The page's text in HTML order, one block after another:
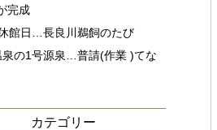
完成
館日…長良川鵜飼のたび
泉の1号源泉…普請(作業 )てな
カテゴリー